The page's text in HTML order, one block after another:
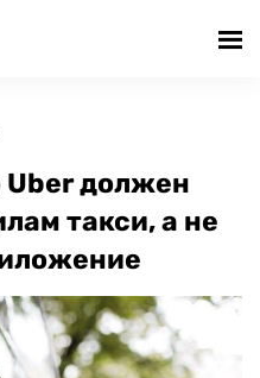
Uber должен
такси, а не